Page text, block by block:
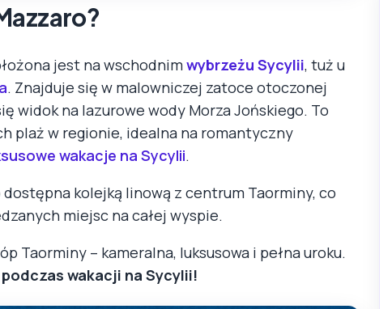
jest na wschodnimwybrzeżu Sycylii, tuż u
. Znajduje się w malowniczej zatoce otoczonej
widok na lazurowe wody Morza Jońskiego. To
plaż w regionie, idealna na romantyczny
wakacje na Sycylii.
kolejką linową z centrum Taorminy, co
miejsc na całej wyspie.
Taorminy – kameralna, luksusowa i pełna uroku.
wakacji na Sycylii!